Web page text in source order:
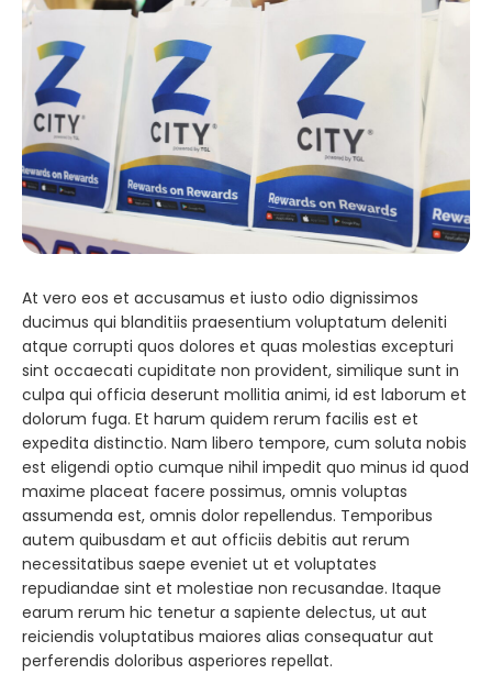
At vero eos et accusamus et iusto odio dignissimos
ducimus qui blanditiis praesentium voluptatum deleniti
atque corrupti quos dolores et quas molestias excepturi
sint occaecati cupiditate non provident, similique sunt in
culpa qui officia deserunt mollitia animi, id est laborum et
dolorum fuga. Et harum quidem rerum facilis est et
expedita distinctio. Nam libero tempore, cum soluta nobis
est eligendi optio cumque nihil impedit quo minus id quod
maxime placeat facere possimus, omnis voluptas
assumenda est, omnis dolor repellendus. Temporibus
autem quibusdam et aut officiis debitis aut rerum
necessitatibus saepe eveniet ut et voluptates
repudiandae sint et molestiae non recusandae. Itaque
earum rerum hic tenetur a sapiente delectus, ut aut
reiciendis voluptatibus maiores alias consequatur aut
perferendis doloribus asperiores repellat.